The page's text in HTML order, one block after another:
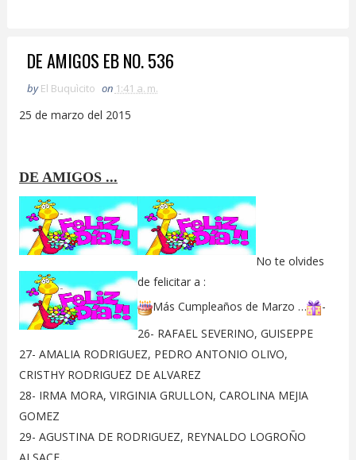
DE AMIGOS EB NO. 536
by El Buquìcito on 1:41 a. m.
25 de marzo del 2015
DE AMIGOS ...
No te olvides
de felicitar a :
Más Cumpleaños de Marzo …
-
26- RAFAEL SEVERINO, GUISEPPE
27- AMALIA RODRIGUEZ, PEDRO ANTONIO OLIVO,
CRISTHY RODRIGUEZ DE ALVAREZ
28- IRMA MORA, VIRGINIA GRULLON, CAROLINA MEJIA
GOMEZ
29- AGUSTINA DE RODRIGUEZ, REYNALDO LOGROÑO
ALSACE,